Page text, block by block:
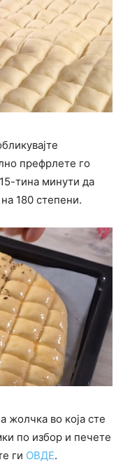
префрлете го
тина минути да
180 степени.
жолчка во која сте
по избор и печете
ги ОВДЕ.